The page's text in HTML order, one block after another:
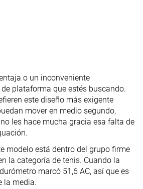
o un inconveniente
plataforma que estés buscando.
este diseño más exigente
mover en medio segundo,
les hace mucha gracia esa falta de
modelo está dentro del grupo firme
la categoría de tenis. Cuando la
marcó 51,6 AC, así que es
la media.